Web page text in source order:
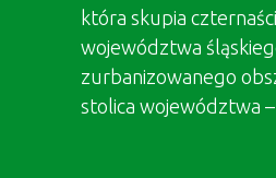
która skupia
województwa
zurbanizowanego
stolica województwa –